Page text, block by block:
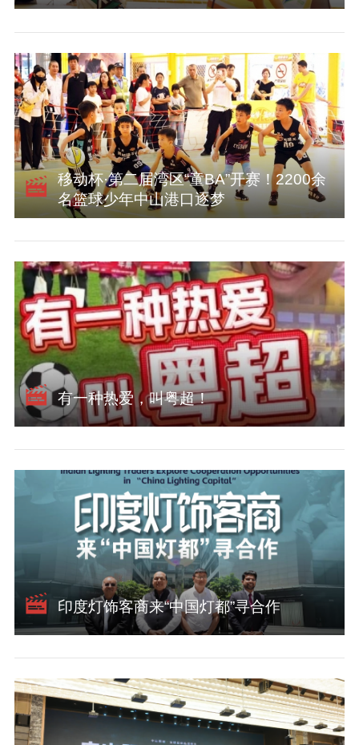
移动杯·第二届湾区“童BA”开赛！2200余
名篮球少年中山港口逐梦
有一种热爱，叫粤超！
印度灯饰客商来“中国灯都”寻合作